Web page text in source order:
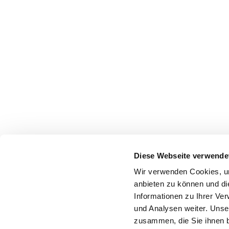
Diese Webseite
Wir verwenden Cookies,
anbieten zu können und
Informationen zu Ihrer
und Analysen weiter.
zusammen, die Sie ihnen